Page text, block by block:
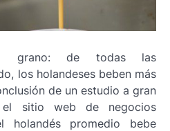
grano: de todas las
los holandeses beben más
de un estudio a gran
sitio web de negocios
holandés promedio bebe